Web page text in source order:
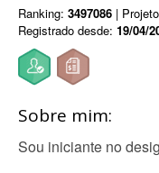
Ranking: 3497086 |
Registrado desde: 19/04/
Sobre mim:
Sou iniciante no